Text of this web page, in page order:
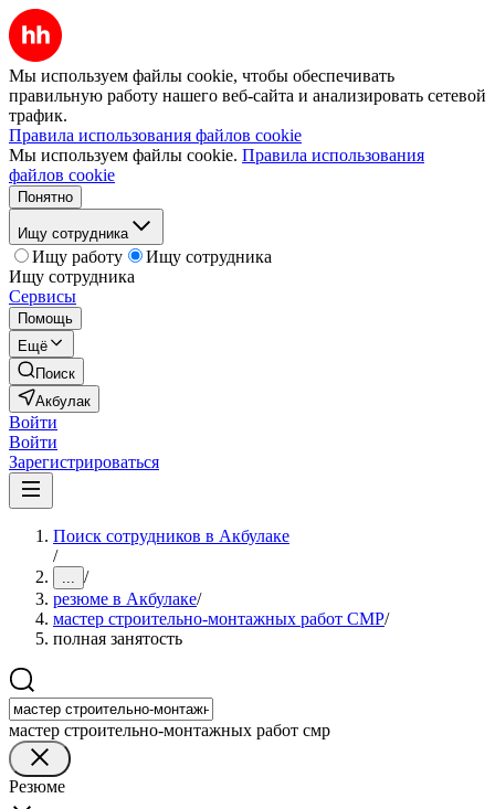
Мы используем файлы cookie, чтобы обеспечивать
правильную работу нашего веб-сайта и анализировать сетевой
трафик.
Правила использования файлов cookie
Мы используем файлы cookie. Правила использования
файлов cookie
Понятно
Ищу сотрудника
Ищу работу
Ищу сотрудника
Ищу сотрудника
Сервисы
Помощь
Ещё
Поиск
Акбулак
Войти
Войти
Зарегистрироваться
Поиск сотрудников в Акбулаке
/
... /
резюме в Акбулаке/
мастер строительно-монтажных работ СМР/
полная занятость
мастер строительно-монтажных работ смр
Резюме